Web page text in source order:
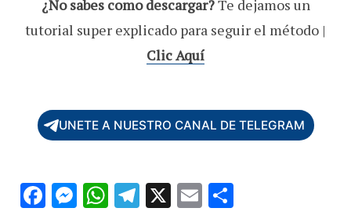
¿No sabes como descargar?Te dejamos un
tutorial super explicado para seguir el método |
Clic Aquí
UNETE A NUESTRO CANAL DE TELEGRAM
F M W T X E